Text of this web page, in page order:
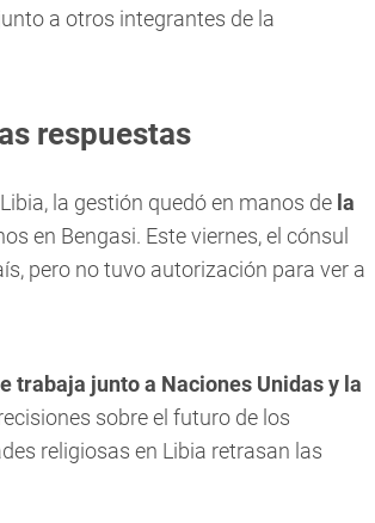
a otros integrantes de la
respuestas
la gestión quedó en manos de la
en Bengasi. Este viernes, el cónsul
pero no tuvo autorización para ver a
trabaja junto a Naciones Unidas y la
sobre el futuro de los
religiosas en Libia retrasan las